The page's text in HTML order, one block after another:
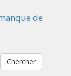
de
Chercher